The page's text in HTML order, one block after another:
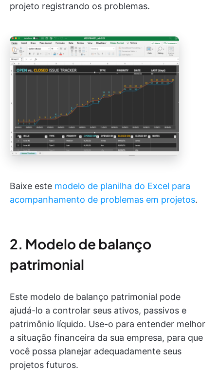
projeto registrando os problemas.
Baixe este modelo de planilha do Excel para
acompanhamento de problemas em projetos.
2. Modelo de balanço
patrimonial
Este modelo de balanço patrimonial pode
ajudá-lo a controlar seus ativos, passivos e
patrimônio líquido. Use-o para entender melhor
a situação financeira da sua empresa, para que
você possa planejar adequadamente seus
projetos futuros.